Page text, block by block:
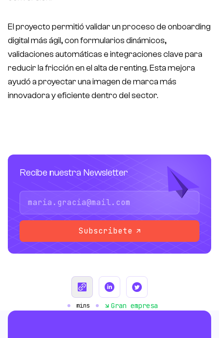
El proyecto permitió validar un proceso de onboarding
digital más ágil, con formularios dinámicos,
validaciones automáticas e integraciones clave para
reducir la fricción en el alta de renting. Esta mejora
ayudó a proyectar una imagen de marca más
innovadora y eficiente dentro del sector.
Recibe nuestra Newsletter
Subscribete
mins Gran empresa